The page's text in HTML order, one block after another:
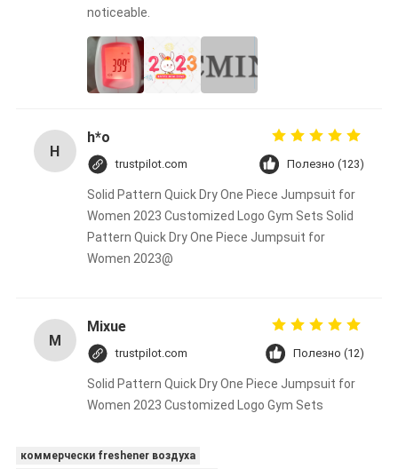
noticeable.
H
h*o
trustpilot.com Полезно (123)
Solid Pattern Quick Dry One Piece Jumpsuit for
Women 2023 Customized Logo Gym Sets Solid
Pattern Quick Dry One Piece Jumpsuit for
Women 2023@
M
Mixue
trustpilot.com Полезно (12)
Solid Pattern Quick Dry One Piece Jumpsuit for
Women 2023 Customized Logo Gym Sets
коммерчески freshener воздуха